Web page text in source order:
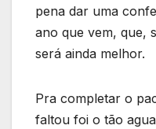
pena dar uma
ano que vem, que,
será ainda melhor.
Pra completar o
faltou foi o tão